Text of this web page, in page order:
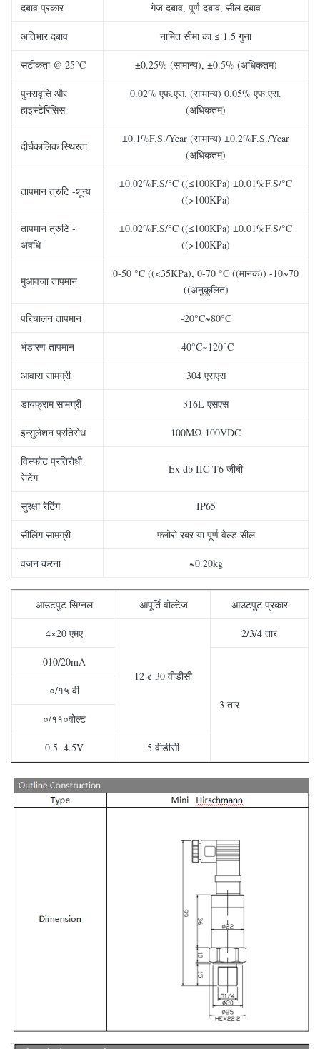
दबाव प्रकार गेज दबाव, पूर्ण दबाव, सील दबाव
अतिभार दबाव नामित सीमा का ≤ 1.5 गुना
सटीकता @ 25°C ±0.25% (सामान्य), ±0.5% (अधिकतम)
पुनरावृत्ति और
हाइस्टेरिसिस
0.02% एफ.एस. (सामान्य) 0.05% एफ.एस.
(अधिकतम)
दीर्घकालिक स्थिरता
±0.1%F.S./Year (सामान्य) ±0.2%F.S./Year
(अधिकतम)
तापमान त्रुटि -शून्य
±0.02%F.S/°C ((≤100KPa) ±0.01%F.S/°C
((>100KPa)
तापमान त्रुटि -
अवधि
±0.02%F.S/°C ((≤100KPa) ±0.01%F.S/°C
((>100KPa)
मुआवजा तापमान
0-50 °C ((<35KPa), 0-70 °C ((मानक)) -10~70
((अनुकूलित)
परिचालन तापमान -20°C~80°C
भंडारण तापमान -40°C~120°C
आवास सामग्री 304 एसएस
डायफ्राम सामग्री 316L एसएस
इन्सुलेशन प्रतिरोध 100MΩ 100VDC
विस्फोट प्रतिरोधी
रेटिंग
Ex db IIC T6 जीबी
सुरक्षा रेटिंग IP65
सीलिंग सामग्री फ्लोरो रबर या पूर्ण वेल्ड सील
वजन करना ~0.20kg
आउटपुट सिग्नल आपूर्ति वोल्टेज आउटपुट प्रकार
4×20 एमए
12 ¢ 30 वीडीसी
2/3/4 तार
010/20mA
3 तार
०/१५ वी
०/११०वोल्ट
0.5 ∙4.5V 5 वीडीसी